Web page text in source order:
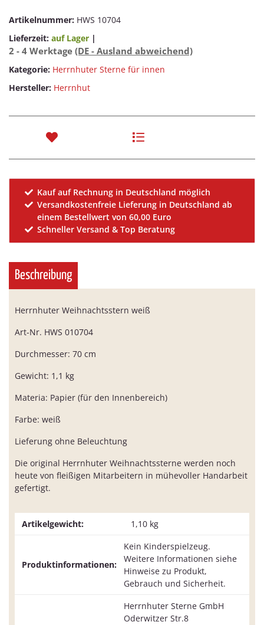
Artikelnummer: HWS 10704
Lieferzeit: auf Lager |
2 - 4 Werktage (DE - Ausland abweichend)
Kategorie: Herrnhuter Sterne für innen
Hersteller: Herrnhut
Kauf auf Rechnung in Deutschland möglich
Versandkostenfreie Lieferung in Deutschland ab
einem Bestellwert von 60,00 Euro
Schneller Versand & Top Beratung
Beschreibung
Herrnhuter Weihnachtsstern weiß
Art-Nr. HWS 010704
Durchmesser: 70 cm
Gewicht: 1,1 kg
Materia: Papier (für den Innenbereich)
Farbe: weiß
Lieferung ohne Beleuchtung
Die original Herrnhuter Weihnachtssterne werden noch
heute von fleißigen Mitarbeitern in mühevoller Handarbeit
gefertigt.
Artikelgewicht: 1,10 kg
Produktinformationen:
Kein Kinderspielzeug.
Weitere Informationen siehe
Hinweise zu Produkt,
Gebrauch und Sicherheit.
Herrnhuter Sterne GmbH
Oderwitzer Str.8